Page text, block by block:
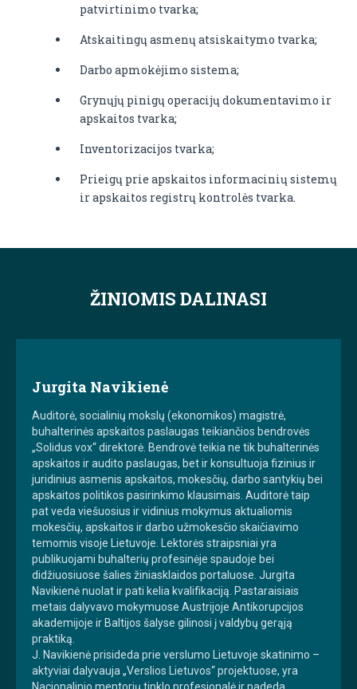
patvirtinimo tvarka;
Atskaitingų asmenų atsiskaitymo tvarka;
Darbo apmokėjimo sistema;
Grynųjų pinigų operacijų dokumentavimo ir
apskaitos tvarka;
Inventorizacijos tvarka;
Prieigų prie apskaitos informacinių sistemų
ir apskaitos registrų kontrolės tvarka.
ŽINIOMIS DALINASI
Jurgita Navikienė
Auditorė, socialinių mokslų (ekonomikos) magistrė,
buhalterinės apskaitos paslaugas teikiančios bendrovės
„Solidus vox“ direktorė. Bendrovė teikia ne tik buhalterinės
apskaitos ir audito paslaugas, bet ir konsultuoja fizinius ir
juridinius asmenis apskaitos, mokesčių, darbo santykių bei
apskaitos politikos pasirinkimo klausimais. Auditorė taip
pat veda viešuosius ir vidinius mokymus aktualiomis
mokesčių, apskaitos ir darbo užmokesčio skaičiavimo
temomis visoje Lietuvoje. Lektorės straipsniai yra
publikuojami buhalterių profesinėje spaudoje bei
didžiuosiuose šalies žiniasklaidos portaluose. Jurgita
Navikienė nuolat ir pati kelia kvalifikaciją. Pastaraisiais
metais dalyvavo mokymuose Austrijoje Antikorupcijos
akademijoje ir Baltijos šalyse gilinosi į valdybų gerąją
praktiką.
J. Navikienė prisideda prie verslumo Lietuvoje skatinimo –
aktyviai dalyvauja „Verslios Lietuvos“ projektuose, yra
Nacionalinio mentorių tinklo profesionalė ir padeda